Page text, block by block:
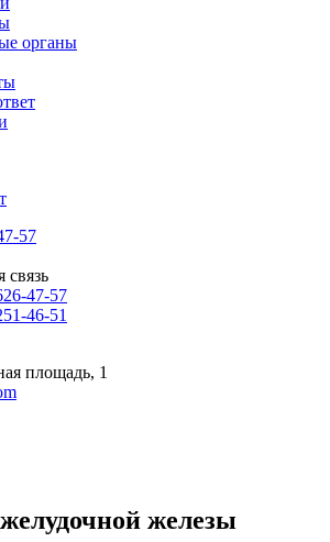
органы
57
связь
47-57
46-51
площадь, 1
железы